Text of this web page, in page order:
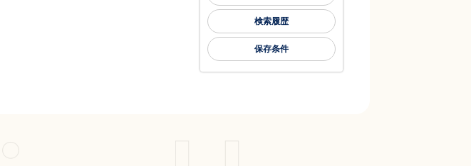
検索履歴
保存条件